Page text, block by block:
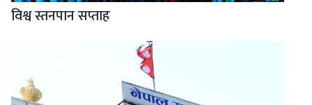
विश्व स्तनपान सप्ताह